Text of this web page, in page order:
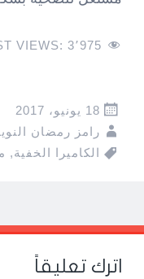
VIEWS: 3٬975
18 يونيو، 2017
رامز رمضان
الكاميرا الخفية,
Post
←
→
اترك تعليقاً